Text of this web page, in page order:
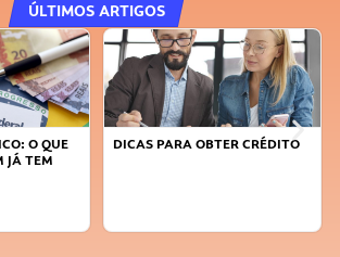
ÚLTIMOS ARTIGOS
O QUE
JÁ TEM
DICAS PARA OBTER CRÉDITO